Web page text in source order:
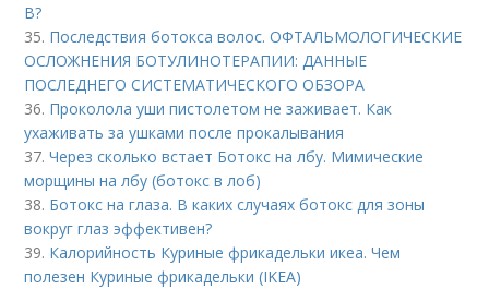
B?
35. Последствия ботокса волос. ОФТАЛЬМОЛОГИЧЕСКИЕ
ОСЛОЖНЕНИЯ БОТУЛИНОТЕРАПИИ: ДАННЫЕ
ПОСЛЕДНЕГО СИСТЕМАТИЧЕСКОГО ОБЗОРА
36. Проколола уши пистолетом не заживает. Как
ухаживать за ушками после прокалывания
37.Через сколько встает Ботокс на лбу. Мимические
морщины на лбу (ботокс в лоб)
38. Ботокс на глаза. В каких случаях ботокс для зоны
вокруг глаз эффективен?
39. Калорийность Куриные фрикадельки икеа. Чем
полезен Куриные фрикадельки (IKEA)